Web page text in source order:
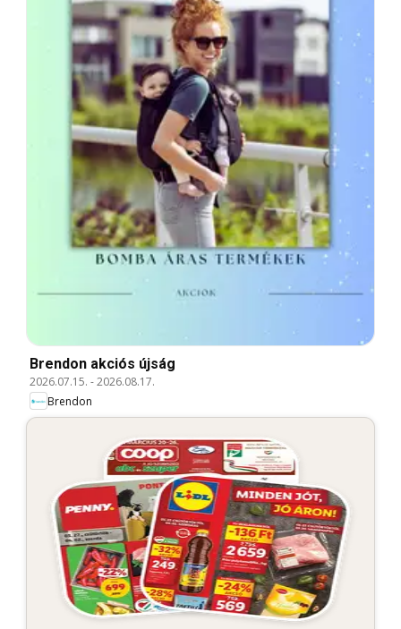
Brendon akciós újság
2026.07.15. -2026.08.17.
Brendon